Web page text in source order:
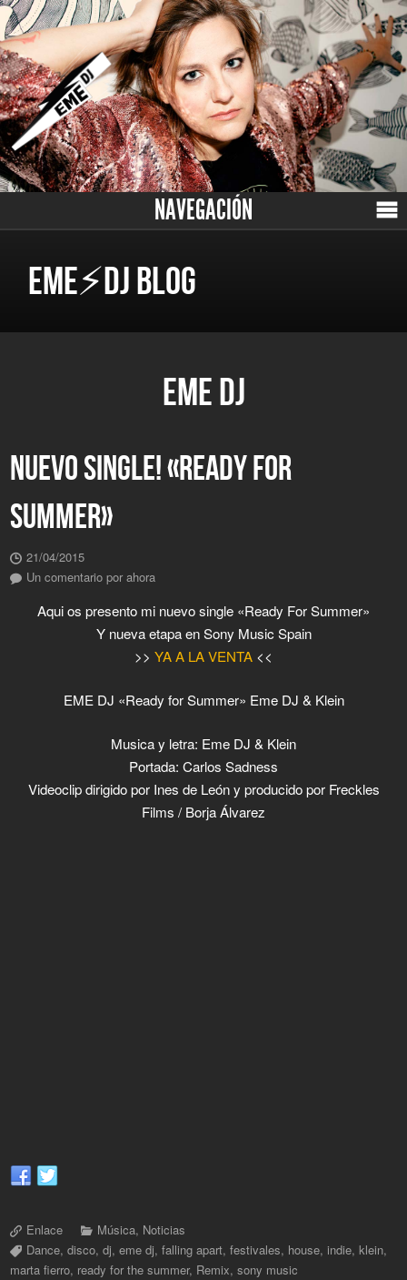
NAVEGACIÓN
EME⚡DJ BLOG
EME DJ
NUEVO SINGLE! «READY FOR
SUMMER»
21/04/2015
Un comentario por ahora
Aqui os presento mi nuevo single «Ready For Summer»
Y nueva etapa en Sony Music Spain
>> YA A LA VENTA <<
EME DJ «Ready for Summer» Eme DJ & Klein
Musica y letra: Eme DJ & Klein
Portada: Carlos Sadness
Videoclip dirigido por Ines de León y producido por Freckles
Films / Borja Álvarez
Enlace Música, Noticias
Dance,disco,dj,eme dj,falling apart,festivales, house,indie,klein,
marta fierro, ready for the summer, Remix,sony music